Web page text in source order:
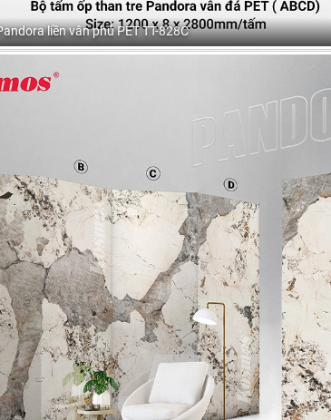
liền vân phủ PET TT-828C